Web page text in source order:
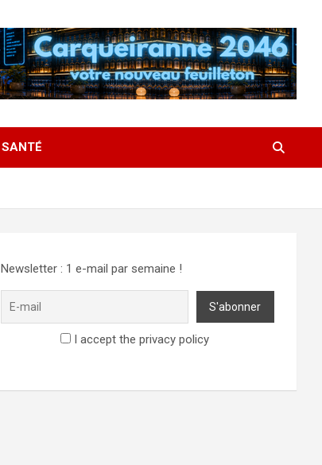
SANTÉ
Newsletter : 1 e-mail par semaine !
I accept the privacy policy